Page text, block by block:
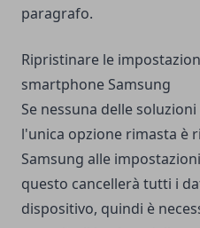
paragrafo.
Ripristinare le
smartphone Samsung
Se nessuna delle
l'unica opzione rimasta è
Samsung alle
questo cancellerà tutti i
dispositivo, quindi è